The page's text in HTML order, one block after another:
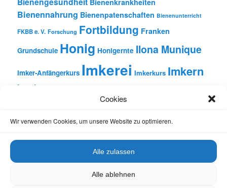
Cookies
Wir verwenden Cookies, um unsere Website zu optimieren.
Alle zulassen
Alle ablehnen
Bienennahrung Bienenpatenschaften Bienenunterricht
FKBB e. V. Forschung Fortbildung Franken
Grundschule Honig Honigernte Ilona Munique
Imker-Anfängerkurs Imkerei Imkerkurs Imkern
Insekten
Natur Oberfranken
Unterricht
Vortrag Wachs